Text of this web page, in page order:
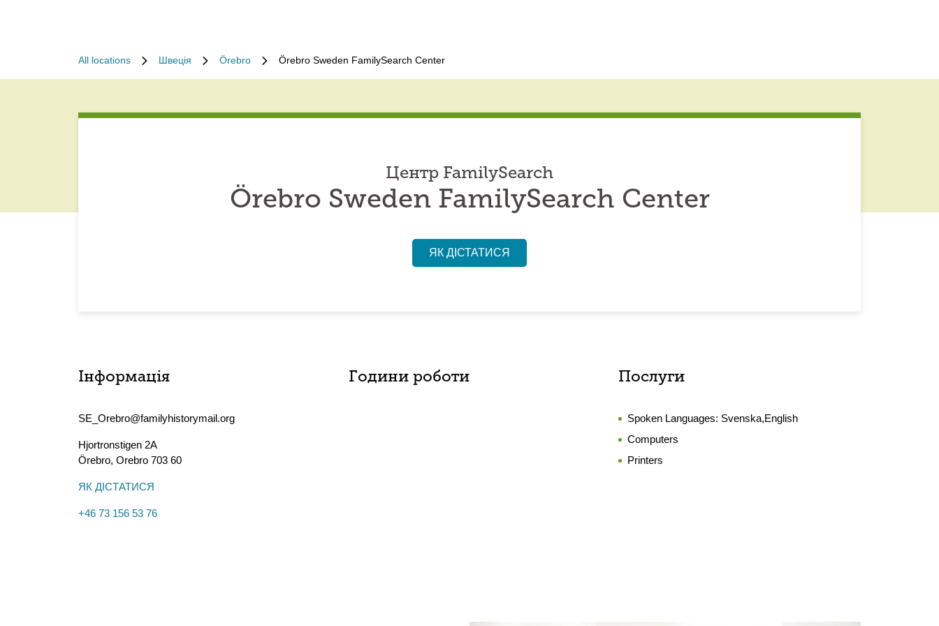
All locations Швеція Örebro Örebro Sweden FamilySearch Center
Центр FamilySearch
Örebro Sweden FamilySearch Center
ЯК ДІСТАТИСЯ
Інформація
SE_Orebro@familyhistorymail.org
Hjortronstigen 2A
Örebro, Orebro 703 60
ЯК ДІСТАТИСЯ
+46 73 156 53 76
Години роботи Послуги
Spoken Languages: Svenska,English
Computers
Printers